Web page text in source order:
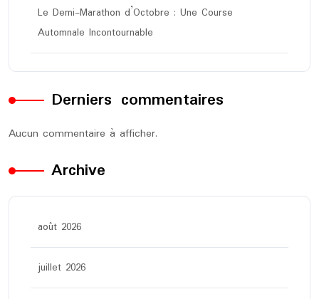
Le Demi-Marathon d’Octobre : Une Course
Automnale Incontournable
Derniers commentaires
Aucun commentaire à afficher.
Archive
août 2026
juillet 2026